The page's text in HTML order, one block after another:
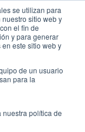
se utilizan para
sitio web y
el fin de
y para generar
este sitio web y
de un usuario
para la
nuestra política de